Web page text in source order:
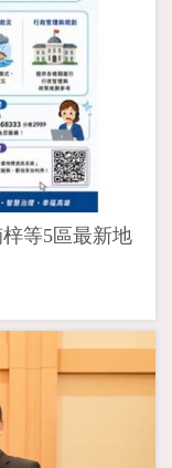
等5區最新地